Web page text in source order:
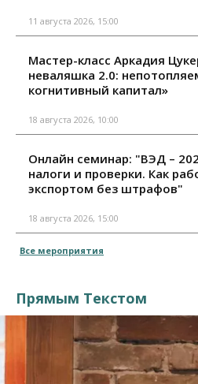
11 августа 2026, 15:00
Мастер-класс Аркадия
неваляшка 2.0:
когнитивный капитал»
18 августа 2026, 10:00
Онлайн семинар: "ВЭД –
налоги и проверки. Как
экспортом без штрафов"
18 августа 2026, 15:00
Все мероприятия
Прямым Текстом